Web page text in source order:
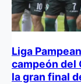
Liga
campeón del
la gran final